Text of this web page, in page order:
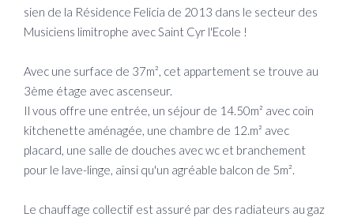
sien de la Résidence Felicia de 2013 dans le secteur des
Musiciens limitrophe avec Saint Cyr l'Ecole !
Avec une surface de 37m², cet appartement se trouve au
3ème étage avec ascenseur.
Il vous offre une entrée, un séjour de 14.50m² avec coin
kitchenette aménagée, une chambre de 12.m² avec
placard, une salle de douches avec wc et branchement
pour le lave-linge, ainsi qu'un agréable balcon de 5m².
Le chauffage collectif est assuré par des radiateurs au gaz